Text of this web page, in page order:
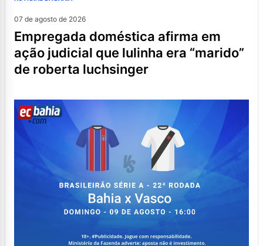
07 de agosto de 2026
empregada doméstica afirma em
ação judicial que lulinha era “marido”
de roberta luchsinger